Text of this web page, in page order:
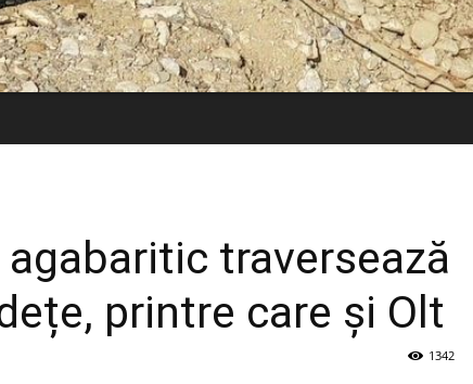
traversează
printre care și Olt
1342